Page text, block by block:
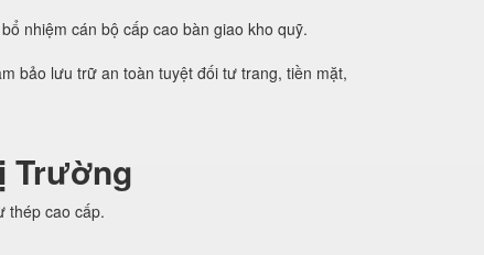
nhiệm cán bộ cấp cao bàn giao kho quỹ.
bảo lưu trữ an toàn tuyệt đối tư trang, tiền mặt,
Trường
thép cao cấp.